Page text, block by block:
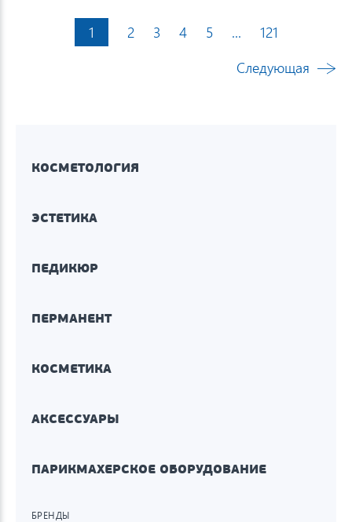
1 2 3 4 5 ...
121
Следующая
КОСМЕТОЛОГИЯ
ЭСТЕТИКА
ПЕДИКЮР
ПЕРМАНЕНТ
КОСМЕТИКА
АКСЕССУАРЫ
ПАРИКМАХЕРСКОЕ ОБОРУДОВАНИЕ
БРЕНДЫ